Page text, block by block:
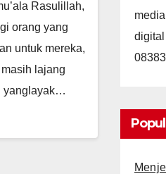
Rasulillah,
orang yang
untuk mereka,
lajang
yanglayak…
digital